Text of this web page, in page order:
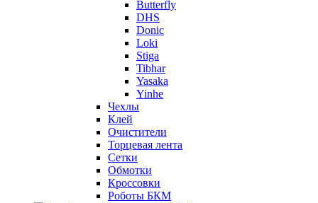
Butterfly
DHS
Donic
Loki
Stiga
Tibhar
Yasaka
Yinhe
Чехлы
Клей
Очистители
Торцевая лента
Сетки
Обмотки
Кроссовки
Роботы БКМ